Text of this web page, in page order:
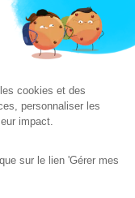
personnel
documents